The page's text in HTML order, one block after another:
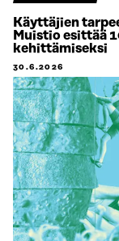
Käyttäjien
Muistio esittää
kehittämiseksi
30.6.2026